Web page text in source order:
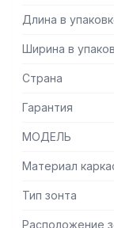
— Поставляется
Длина в
Ширина в
Страна
Гарантия
МОДЕЛЬ
Материал
Тип зонта
Расположение